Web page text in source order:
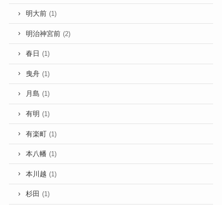
明大前 (1)
明治神宮前 (2)
春日 (1)
曳舟 (1)
月島 (1)
有明 (1)
有楽町 (1)
本八幡 (1)
本川越 (1)
杉田 (1)